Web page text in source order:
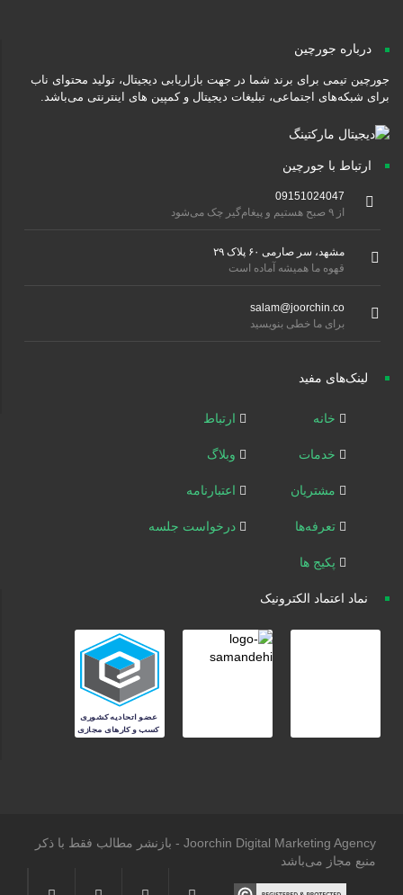
درباره جورچین
جورچین تیمی برای برند شما در جهت بازاریابی دیجیتال، تولید محتوای ناب
برای شبکه‌های اجتماعی، تبلیغات دیجیتال و کمپین های اینترنتی می‌باشد.
ارتباط با جورچین
09151024047
مشهد، سر صارمی ۶۰ پلاک ۲۹
قهوه ما همیشه آماده است
salam@joorchin.co
برای ما خطی بنویسید
لینک‌های مفید
خانه
خدمات
مشتریان
تعرفه‌ها
پکیج ها
ارتباط
وبلاگ
اعتبارنامه
درخواست جلسه
نماد اعتماد الکترونیک
Joorchin Digital Marketing Agency - بازنشر مطالب فقط با ذکر
منبع مجاز می‌باشد